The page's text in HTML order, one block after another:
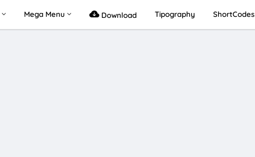
Mega Menu Download Tipography ShortCodes